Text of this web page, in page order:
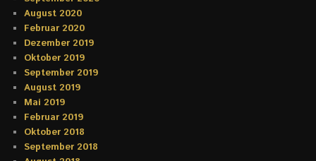
August 2020
Februar 2020
Dezember 2019
Oktober 2019
September 2019
August 2019
Mai 2019
Februar 2019
Oktober 2018
September 2018